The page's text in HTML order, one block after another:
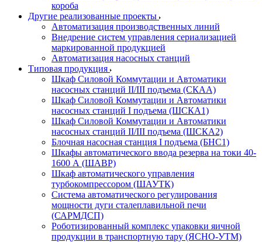
короба
Другие реализованные проекты
Автоматизация производственных линий
Внедрение систем управления сериализацией
маркированной продукцией
Автоматизация насосных станций
Типовая продукция
Шкаф Силовой Коммутации и Автоматики
насосных станций II/III подъема (СКАА)
Шкаф Силовой Коммутации и Автоматики
насосных станций I подъема (ШСКА1)
Шкаф Силовой Коммутации и Автоматики
насосных станций II/III подъема (ШСКА2)
Блочная насосная станция I подъема (БНС1)
Шкафы автоматического ввода резерва на токи 40-
1600 А (ШАВР)
Шкаф автоматического управления
турбокомпрессором (ШАУТК)
Система автоматического регулирования
мощности дуги сталеплавильной печи
(САРМДСП)
Роботизированный комплекс упаковки яичной
продукции в транспортную тару (ЯСНО-УТМ)